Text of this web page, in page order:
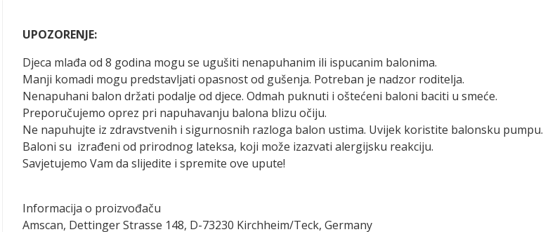
UPOZORENJE:
Djeca mlađa od 8 godina mogu se ugušiti nenapuhanim ili ispucanim balonima.
Manji komadi mogu predstavljati opasnost od gušenja. Potreban je nadzor roditelja.
Nenapuhani balon držati podalje od djece. Odmah puknuti i oštećeni baloni baciti u smeće.
Preporučujemo oprez pri napuhavanju balona blizu očiju.
Ne napuhujte iz zdravstvenih i sigurnosnih razloga balon ustima. Uvijek koristite balonsku pumpu.
Baloni su izrađeni od prirodnog lateksa, koji može izazvati alergijsku reakciju.
Savjetujemo Vam da slijedite i spremite ove upute!
Informacija o proizvođaču
Amscan, Dettinger Strasse 148, D-73230 Kirchheim/Teck, Germany